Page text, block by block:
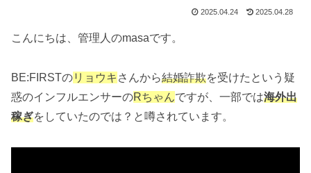
2025.04.24 2025.04.28
こんにちは、管理人のmasaです。
BE:FIRSTのリョウキ さんから結婚詐欺を受けたという疑
惑のインフルエンサーのRちゃんですが、一部では海外出
稼ぎをしていたのでは？と噂されています。